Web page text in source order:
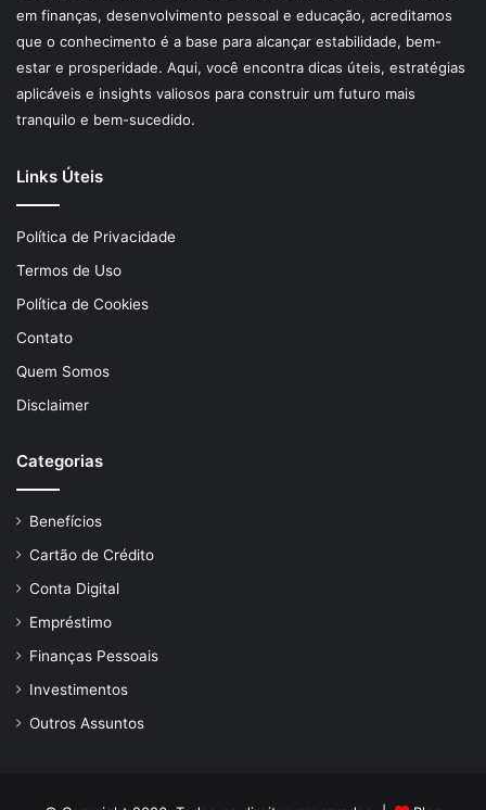
em finanças, desenvolvimento pessoal e educação, acreditamos
que o conhecimento é a base para alcançar estabilidade, bem-
estar e prosperidade. Aqui, você encontra dicas úteis, estratégias
aplicáveis e insights valiosos para construir um futuro mais
tranquilo e bem-sucedido.
Links Úteis
Política de Privacidade
Termos de Uso
Política de Cookies
Contato
Quem Somos
Disclaimer
Categorias
Benefícios
Cartão de Crédito
Conta Digital
Empréstimo
Finanças Pessoais
Investimentos
Outros Assuntos